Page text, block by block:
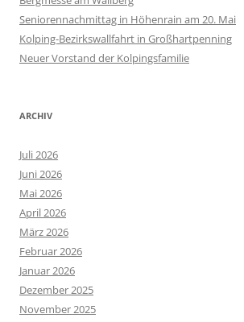
Seniorennachmittag in Höhenrain am 20. Mai
Kolping-Bezirkswallfahrt in Großhartpenning
Neuer Vorstand der Kolpingsfamilie
ARCHIV
Juli 2026
Juni 2026
Mai 2026
April 2026
März 2026
Februar 2026
Januar 2026
Dezember 2025
November 2025